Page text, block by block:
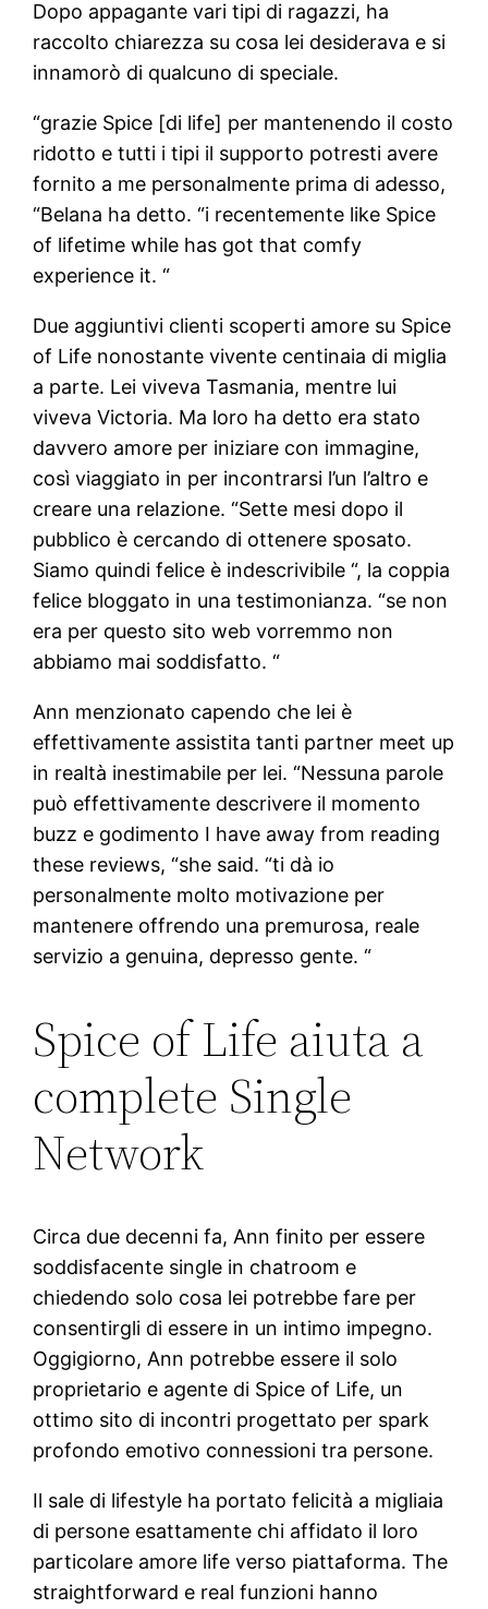
Dopo appagante vari tipi di ragazzi, ha
raccolto chiarezza su cosa lei desiderava e si
innamorò di qualcuno di speciale.
“grazie Spice [di life] per mantenendo il costo
ridotto e tutti i tipi il supporto potresti avere
fornito a me personalmente prima di adesso,
“Belana ha detto. “i recentemente like Spice
of lifetime while has got that comfy
experience it. “
Due aggiuntivi clienti scoperti amore su Spice
of Life nonostante vivente centinaia di miglia
a parte. Lei viveva Tasmania, mentre lui
viveva Victoria. Ma loro ha detto era stato
davvero amore per iniziare con immagine,
così viaggiato in per incontrarsi l’un l’altro e
creare una relazione. “Sette mesi dopo il
pubblico è cercando di ottenere sposato.
Siamo quindi felice è indescrivibile “, la coppia
felice bloggato in una testimonianza. “se non
era per questo sito web vorremmo non
abbiamo mai soddisfatto. “
Ann menzionato capendo che lei è
effettivamente assistita tanti partner meet up
in realtà inestimabile per lei. “Nessuna parole
può effettivamente descrivere il momento
buzz e godimento I have away from reading
these reviews, “she said. “ti dà io
personalmente molto motivazione per
mantenere offrendo una premurosa, reale
servizio a genuina, depresso gente. “
Spice of Life aiuta a
complete Single
Network
Circa due decenni fa, Ann finito per essere
soddisfacente single in chatroom e
chiedendo solo cosa lei potrebbe fare per
consentirgli di essere in un intimo impegno.
Oggigiorno, Ann potrebbe essere il solo
proprietario e agente di Spice of Life, un
ottimo sito di incontri progettato per spark
profondo emotivo connessioni tra persone.
Il sale di lifestyle ha portato felicità a migliaia
di persone esattamente chi affidato il loro
particolare amore life verso piattaforma. The
straightforward e real funzioni hanno